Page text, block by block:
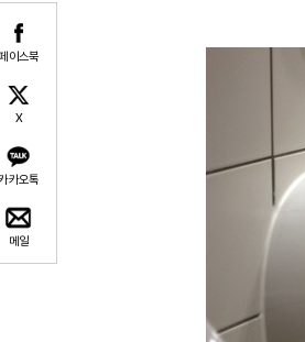
이스북
X
카오톡
메일